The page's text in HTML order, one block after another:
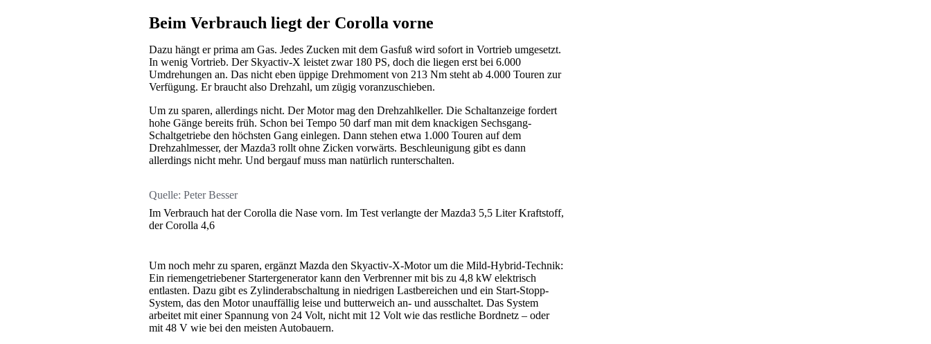
Beim Verbrauch liegt der Corolla vorne
Dazu hängt er prima am Gas. Jedes Zucken mit dem Gasfuß wird sofort in Vortrieb umgesetzt.
In wenig Vortrieb. Der Skyactiv-X leistet zwar 180 PS, doch die liegen erst bei 6.000
Umdrehungen an. Das nicht eben üppige Drehmoment von 213 Nm steht ab 4.000 Touren zur
Verfügung. Er braucht also Drehzahl, um zügig voranzuschieben.
Um zu sparen, allerdings nicht. Der Motor mag den Drehzahlkeller. Die Schaltanzeige fordert
hohe Gänge bereits früh. Schon bei Tempo 50 darf man mit dem knackigen Sechsgang-
Schaltgetriebe den höchsten Gang einlegen. Dann stehen etwa 1.000 Touren auf dem
Drehzahlmesser, der Mazda3 rollt ohne Zicken vorwärts. Beschleunigung gibt es dann
allerdings nicht mehr. Und bergauf muss man natürlich runterschalten.
Quelle: Peter Besser
Im Verbrauch hat der Corolla die Nase vorn. Im Test verlangte der Mazda3 5,5 Liter Kraftstoff,
der Corolla 4,6
Um noch mehr zu sparen, ergänzt Mazda den Skyactiv-X-Motor um die Mild-Hybrid-Technik:
Ein riemengetriebener Startergenerator kann den Verbrenner mit bis zu 4,8 kW elektrisch
entlasten. Dazu gibt es Zylinderabschaltung in niedrigen Lastbereichen und ein Start-Stopp-
System, das den Motor unauffällig leise und butterweich an- und ausschaltet. Das System
arbeitet mit einer Spannung von 24 Volt, nicht mit 12 Volt wie das restliche Bordnetz – oder
mit 48 V wie bei den meisten Autobauern.